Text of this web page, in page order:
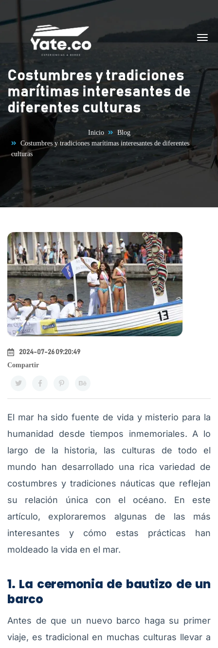
Saltar al contenido
Costumbres y tradiciones
marítimas interesantes de
diferentes culturas
Inicio
Blog
Costumbres y tradiciones marítimas interesantes de diferentes
culturas
2024-07-26 09:20:49
Compartir
El mar ha sido fuente de vida y misterio para la
humanidad desde tiempos inmemoriales. A lo
largo de la historia, las culturas de todo el
mundo han desarrollado una rica variedad de
costumbres y tradiciones náuticas que reflejan
su relación única con el océano. En este
artículo, exploraremos algunas de las más
interesantes y cómo estas prácticas han
moldeado la vida en el mar.
1. La ceremonia de bautizo de un
barco
Antes de que un nuevo barco haga su primer
viaje, es tradicional en muchas culturas llevar a